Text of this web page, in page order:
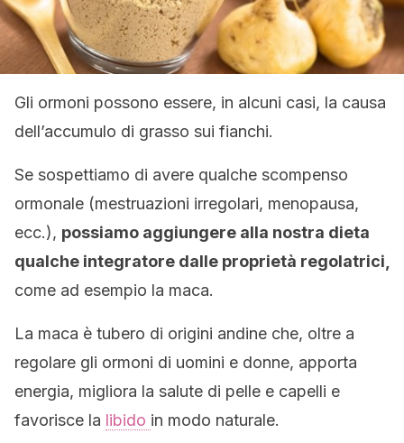
Gli ormoni possono essere, in alcuni casi, la causa
dell’accumulo di grasso sui fianchi.
Se sospettiamo di avere qualche scompenso
ormonale (mestruazioni irregolari, menopausa,
ecc.), possiamo aggiungere alla nostra dieta
qualche integratore dalle proprietà regolatrici,
come ad esempio la maca.
La maca è tubero di origini andine che, oltre a
regolare gli ormoni di uomini e donne, apporta
energia, migliora la salute di pelle e capelli e
favorisce la libido in modo naturale.